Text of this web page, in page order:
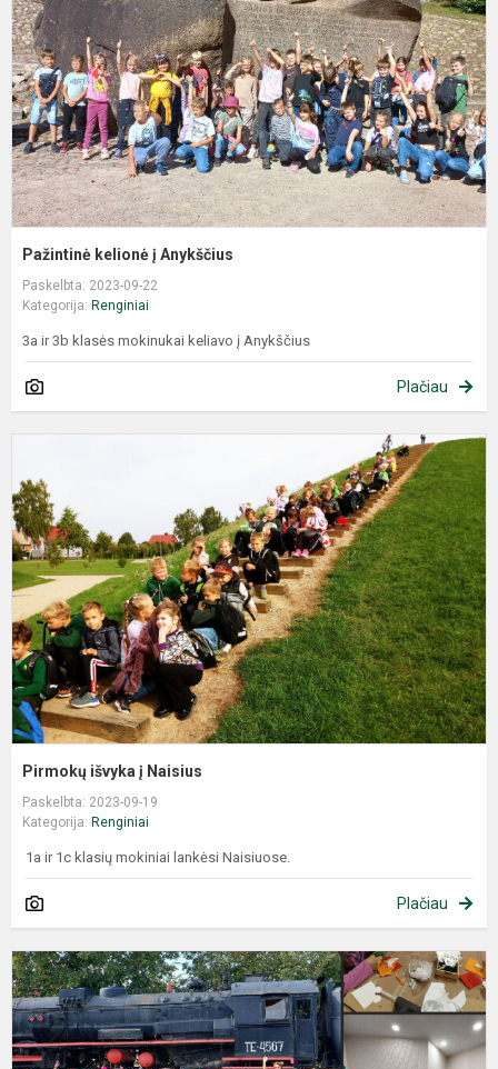
Pažintinė kelionė į Anykščius
Paskelbta: 2023-09-22
Kategorija: Renginiai
3a ir 3b klasės mokinukai keliavo į Anykščius
Plačiau
Pirmokų išvyka į Naisius
Paskelbta: 2023-09-19
Kategorija: Renginiai
1a ir 1c klasių mokiniai lankėsi Naisiuose.
Plačiau